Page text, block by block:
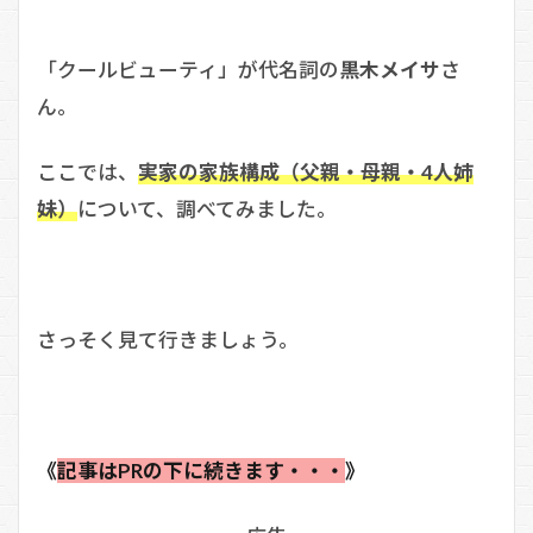
「クールビューティ」が代名詞の黒木メイサさ
ん。
ここでは、 実家の家族構成（父親・母親・4人姉
妹）について、調べてみました。
さっそく見て行きましょう。
《記事はPRの下に続きます・・・ 》